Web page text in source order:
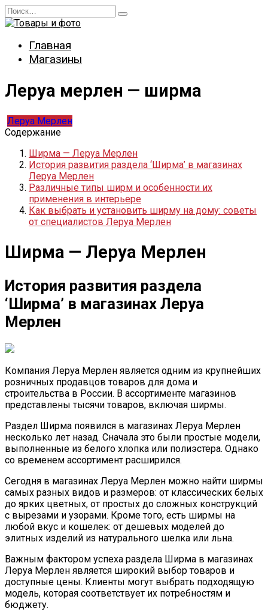
Перейти
к
Search
for:
Главная
Магазины
Леруа мерлен — ширма
Леруа Мерлен
Содержание
Ширма — Леруа Мерлен
История развития раздела ‘Ширма’ в магазинах
Леруа Мерлен
Различные типы ширм и особенности их
применения в интерьере
Как выбрать и установить ширму на дому: советы
от специалистов Леруа Мерлен
Ширма — Леруа Мерлен
История развития раздела
‘Ширма’ в магазинах Леруа
Мерлен
Компания Леруа Мерлен является одним из крупнейших
розничных продавцов товаров для дома и
строительства в России. В ассортименте магазинов
представлены тысячи товаров, включая ширмы.
Раздел Ширма появился в магазинах Леруа Мерлен
несколько лет назад. Сначала это были простые модели,
выполненные из белого хлопка или полиэстера. Однако
со временем ассортимент расширился.
Сегодня в магазинах Леруа Мерлен можно найти ширмы
самых разных видов и размеров: от классических белых
до ярких цветных, от простых до сложных конструкций
с вырезами и узорами. Кроме того, есть ширмы на
любой вкус и кошелек: от дешевых моделей до
элитных изделий из натурального шелка или льна.
Важным фактором успеха раздела Ширма в магазинах
Леруа Мерлен является широкий выбор товаров и
доступные цены. Клиенты могут выбрать подходящую
модель, которая соответствует их потребностям и
бюджету.